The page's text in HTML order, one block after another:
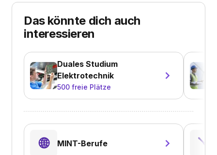
Das könnte dich auch
interessieren
Duales Studium
Elektrotechnik
500 freie Plätze
🌐 MINT-Berufe 🪛